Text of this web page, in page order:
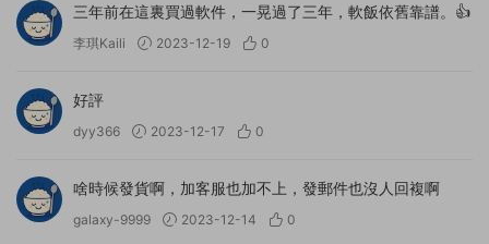
三年前在這裏買過軟件，一晃過了三年，軟飯依舊靠譜。👍
李琪Kaili 2023-12-19 0
好評
dyy366 2023-12-17 0
啥時候發貨啊，加客服也加不上，發郵件也沒人回複啊
galaxy-9999 2023-12-14 0